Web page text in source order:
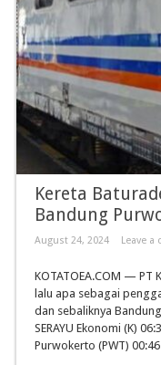
Kereta
Bandung
August 24, 2024 Leave a
KOTATOEA.COM — PT
lalu apa sebagai
dan sebaliknya
SERAYU Ekonomi (K)
Purwokerto (PWT) 00:46